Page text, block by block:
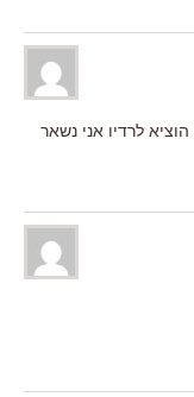
לרדיו אני נשאר